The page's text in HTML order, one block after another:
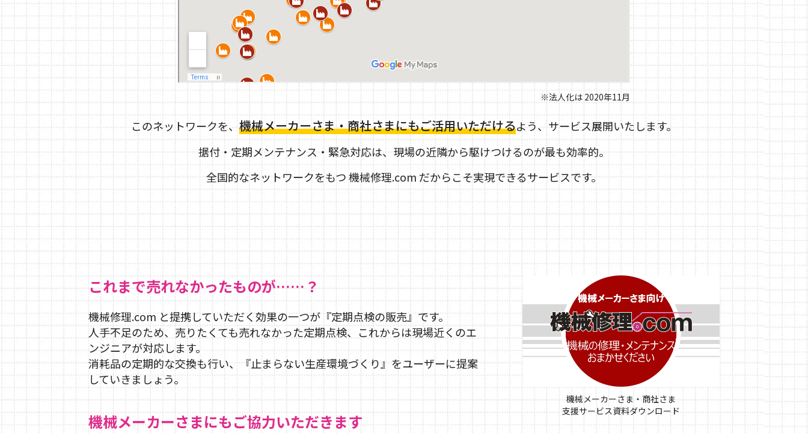
※法人化は 2020年11月
このネットワークを、機械メーカーさま・商社さまにもご活用いただけるよう、サービス展開いたします。
据付・定期メンテナンス・緊急対応は、現場の近隣から駆けつけるのが最も効率的。
全国的なネットワークをもつ 機械修理.com だからこそ実現できるサービスです。
これまで売れなかったものが……？
機械修理.com と提携していただく効果の一つが『定期点検の販売』です。
人手不足のため、売りたくても売れなかった定期点検、これからは現場近くのエ
ンジニアが対応します。
消耗品の定期的な交換も行い、『止まらない生産環境づくり』をユーザーに提案
していきましょう。
機械メーカーさまにもご協力いただきます
機械メーカーさま・商社さま
支援サービス資料ダウンロード